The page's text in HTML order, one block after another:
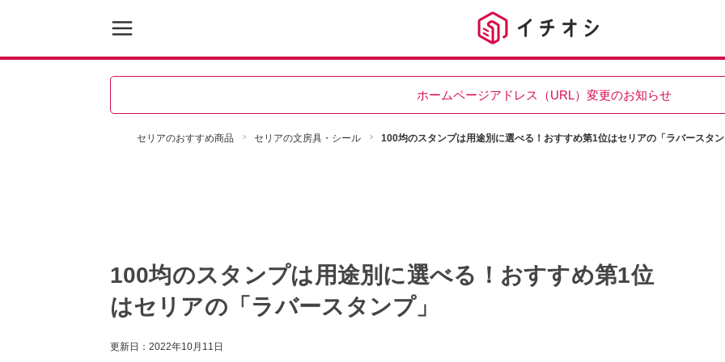
ホームページアドレス（URL）変更のお知らせ
セリアのおすすめ商品 セリアの文房具・シール 100均のスタンプは用途別に選べる！おすすめ第1位はセリアの「ラバースタ
100均のスタンプは用途別に選べる！おすすめ第1位
はセリアの「ラバースタンプ」
更新日： 2022年10月11日